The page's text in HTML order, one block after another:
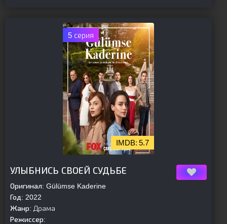
5 серия
5.7
УЛЫБНИСЬ СВОЕЙ СУДЬБЕ
Оригинал: Gülümse Kaderine
Год: 2022
Жанр: Драма
Режиссер: